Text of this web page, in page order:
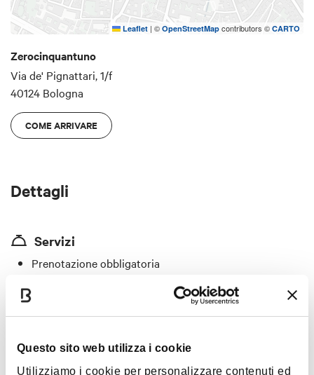
Questo sito web utilizza i cookie
Utilizziamo i cookie per personalizzare contenuti ed
Leaflet | © OpenStreetMap contributors © CARTO
Zerocinquantuno
Via de' Pignattari, 1/f
40124 Bologna
COME ARRIVARE
Dettagli
Servizi
Prenotazione obbligatoria
Specialità